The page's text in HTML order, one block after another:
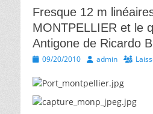
Fresque 12 m
MONTPELLIER et le
Antigone de Ricardo
Posted
09/20/2010 Author
admin